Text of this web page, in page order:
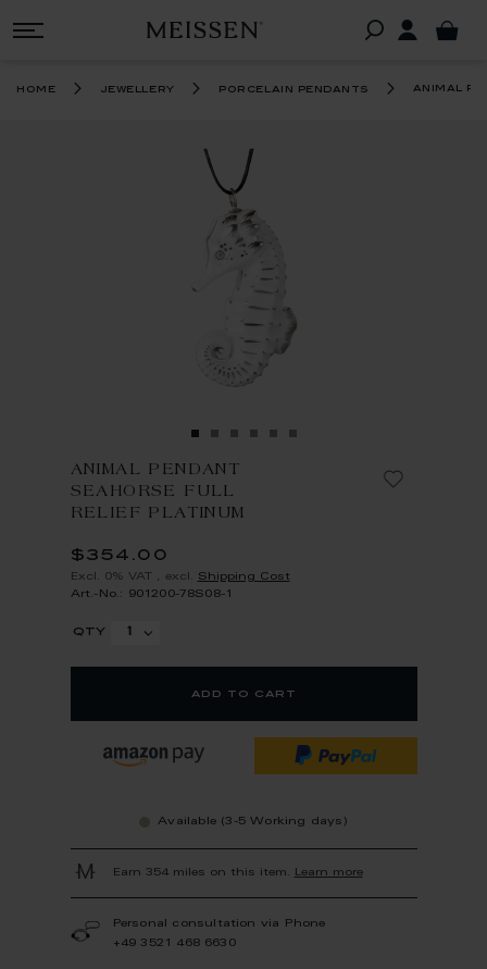
home jewellery porcelain pendants animal
ANIMAL PENDANT
SEAHORSE FULL
RELIEF PLATINUM
$354.00
Excl. 0% VAT excl. Shipping Cost
Art.-No.: 901200-78S08-1
qty
add to cart
Available (3-5 Working days)
Earn 354 miles on this item. Learn more
Personal consultation via Phone
+49 3521 468 6630